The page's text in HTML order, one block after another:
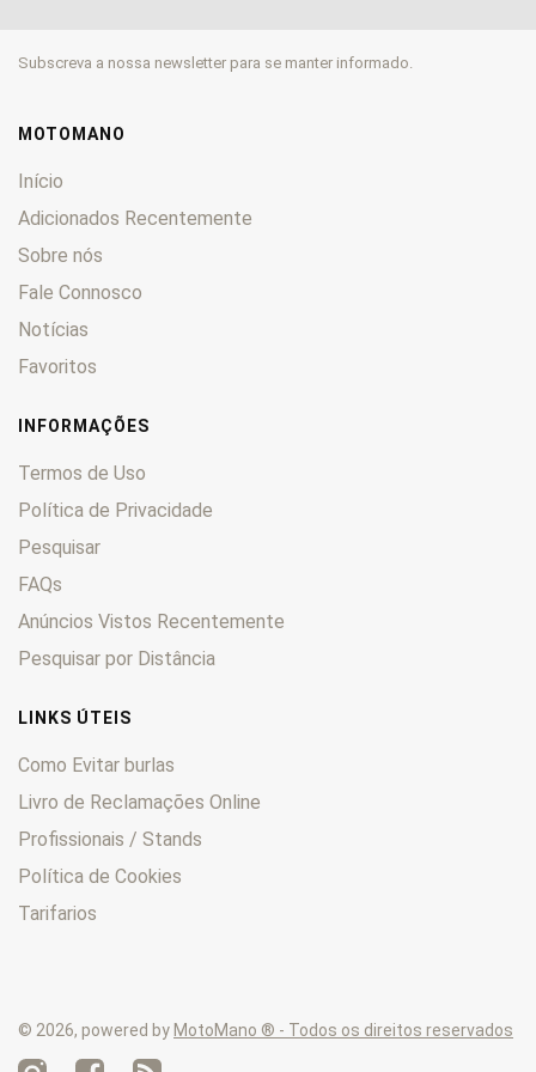
HX 0
Marte 0
NGR 0
Nordwest
RC 0
RCR
Runner
RX 0
SMT 0
Stalker 0
Typhoon
Subscreva a nossa newsletter para se manter informado.
MOTOMANO
Início
Adicionados Recentemente
Sobre nós
Fale Connosco
Notícias
Favoritos
INFORMAÇÕES
Termos de Uso
Política de Privacidade
Pesquisar
FAQs
Anúncios Vistos Recentemente
Pesquisar por Distância
LINKS ÚTEIS
Como Evitar burlas
Livro de Reclamações Online
Profissionais / Stands
Política de Cookies
Tarifarios
© 2026, powered by MotoMano ® - Todos os direitos reservados